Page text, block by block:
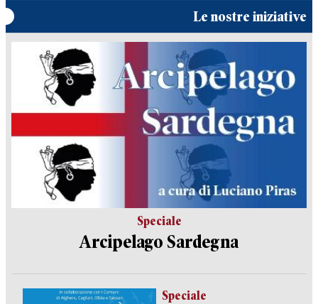
Le nostre iniziative
Speciale
Arcipelago Sardegna
Speciale